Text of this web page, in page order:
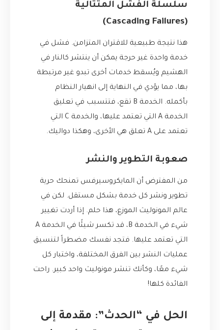
سلسلة الفشل المتتالية
(Cascading Failures)
هذا نتيجة طبيعية للاقتران المتزامن. فشل في
خدمة واحدة غير حرجة يمكن أن ينتشر كالنار في
الهشيم ويُسقط خدمات أخرى تبدو غير مرتبطة
بها، مما يؤدي في النهاية إلى انهيار النظام
بأكمله. الخدمة B تقع، فتتسبب في تعليق
الخدمة A التي تعتمد عليها، والخدمة C التي
تعتمد على A تعلق هي الأخرى، وهكذا دواليك.
صعوبة التطوير والنشر
من المفترض أن المايكروسيرفس تمنحك حرية
تطوير ونشر كل خدمة بشكل مستقل. لكن في
عالم المونوليث الموزع، هذا حلم. إذا أردت تغيير
شيء في الخدمة B، قد تكسر شيئًا في الخدمة A
التي تعتمد عليها. فتجد نفسك مضطراً لتنسيق
عمليات النشر بين الفرق المختلفة، واختبار كل
شيء معًا، وكأنك تنشر مونوليث واحد كبير. راحت
الفائدة كلها!
الحل في “الحدث”: مقدمة إلى